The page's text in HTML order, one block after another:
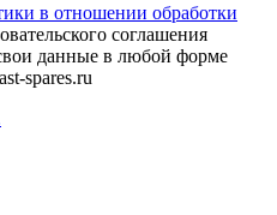
в отношении обработки
соглашения
данные в любой форме
spares.ru